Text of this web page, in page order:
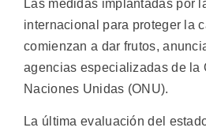
Las medidas implantadas por
internacional para proteger la
comienzan a dar frutos,
agencias especializadas de la
Naciones Unidas (ONU).
La última evaluación del